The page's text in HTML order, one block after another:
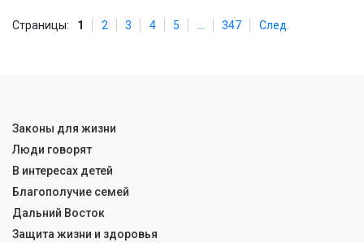
Страницы: 1 2 3 4 5 347 След.
Законы для жизни
Люди говорят
В интересах детей
Благополучие семей
Дальний Восток
Защита жизни и здоровья